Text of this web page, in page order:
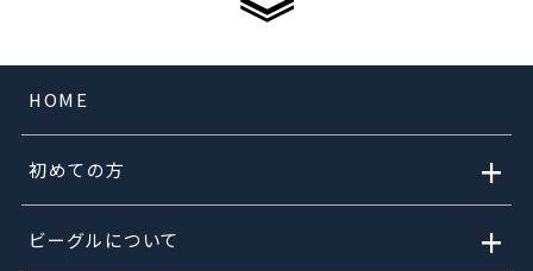
HOME
初めての方 +
ビーグルについて +